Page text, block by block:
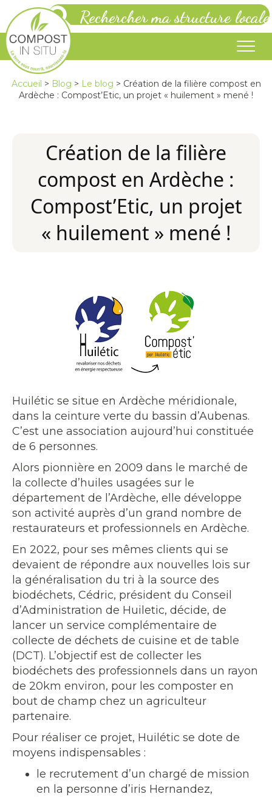
Rechercher ma structure locale
Accueil > Blog > Le blog > Création de la filière compost en
Ardèche : Compost’Etic, un projet « huilement » mené !
Création de la filière
compost en Ardèche :
Compost’Etic, un projet
« huilement » mené !
Huilétic se situe en Ardèche méridionale,
dans la ceinture verte du bassin d’Aubenas.
C’est une association aujourd’hui constituée
de 6 personnes.
Alors pionnière en 2009 dans le marché de
la collecte d’huiles usagées sur le
département de l’Ardèche, elle développe
son activité auprès d’un grand nombre de
restaurateurs et professionnels en Ardèche.
En 2022, pour ses mêmes clients qui se
devaient de répondre aux nouvelles lois sur
la généralisation du tri à la source des
biodéchets, Cédric, président du Conseil
d’Administration de Huiletic, décide, de
lancer un service complémentaire de
collecte de déchets de cuisine et de table
(DCT). L’objectif est de collecter les
biodéchets des professionnels dans un rayon
de 20km environ, pour les composter en
bout de champ chez un agriculteur
partenaire.
Pour réaliser ce projet, Huilétic se dote de
moyens indispensables :
le recrutement d’un chargé de mission
en la personne d’iris Hernandez,